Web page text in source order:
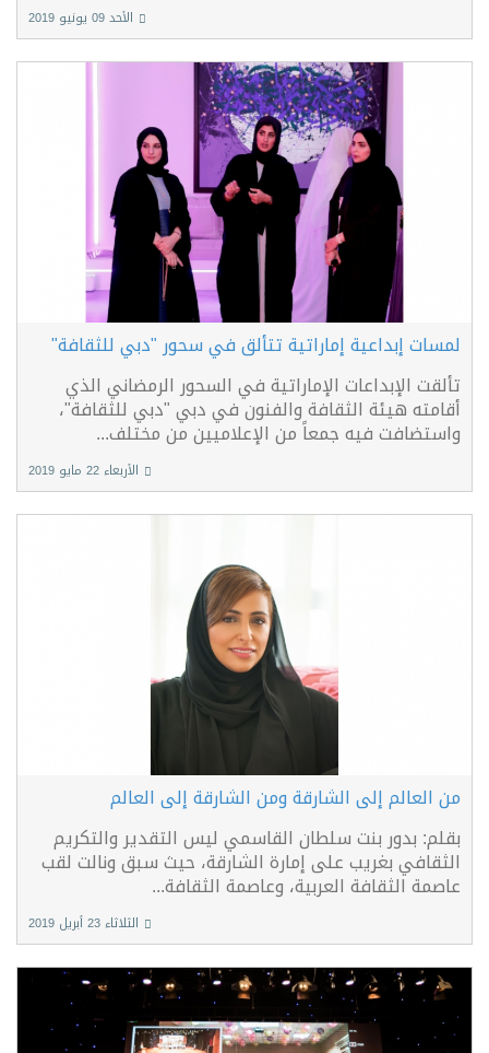
الأحد 09 يونيو 2019
لمسات إبداعية إماراتية تتألق في سحور "دبي للثقافة"
تألقت الإبداعات الإماراتية في السحور الرمضاني الذي
أقامته هيئة الثقافة والفنون في دبي "دبي للثقافة"،
واستضافت فيه جمعاً من الإعلاميين من مختلف...
الأربعاء 22 مايو 2019
من العالم إلى الشارقة ومن الشارقة إلى العالم
بقلم: بدور بنت سلطان القاسمي ليس التقدير والتكريم
الثقافي بغريب على إمارة الشارقة، حيث سبق ونالت لقب
عاصمة الثقافة العربية، وعاصمة الثقافة...
الثلاثاء 23 أبريل 2019